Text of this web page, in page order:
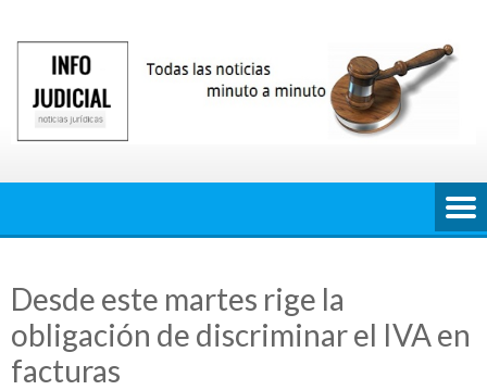
contenido
Desde este martes rige la
obligación de discriminar el IVA en
facturas